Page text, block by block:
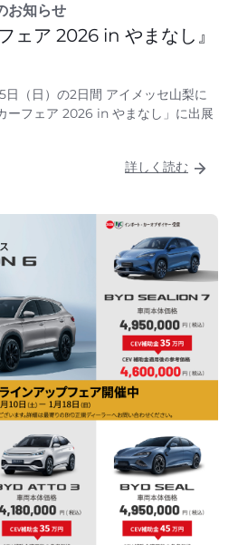
お知らせ
ェア 2026 in やまなし』
（日）の2日間 アイメッセ山梨に
ーフェア 2026 in やまなし」に出展
詳しく読む